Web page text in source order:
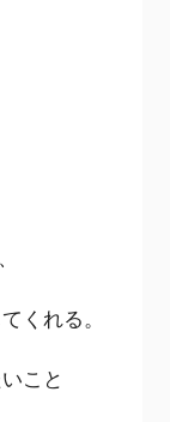
くれる。
こと